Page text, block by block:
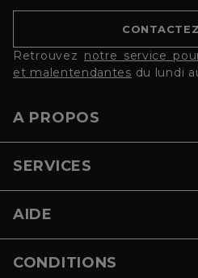
Retrouvez notre service
et malentendantes du lundi
A PROPOS
SERVICES
AIDE
CONDITIONS